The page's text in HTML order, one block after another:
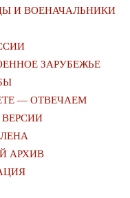
И ВОЕНАЧАЛЬНИКИ
ЗАРУБЕЖЬЕ
— ОТВЕЧАЕМ
АРХИВ